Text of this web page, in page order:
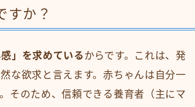
すか？
感」を求めている からです。これは、発
な欲求と言えます。赤ちゃんは自分一
そのため、信頼できる養育者（主にマ